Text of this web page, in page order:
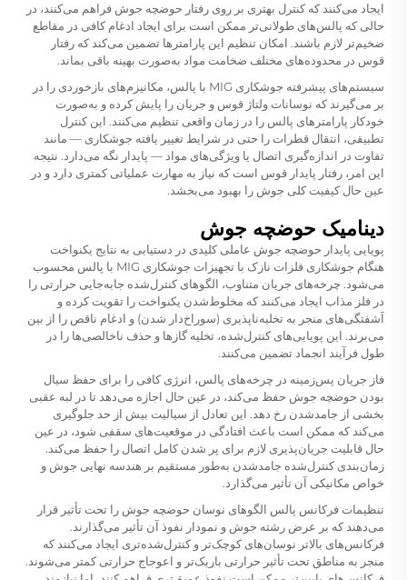
ایجاد می‌کنند که کنترل بهتری بر روی رفتار حوضچه جوش فراهم می‌کنند، در
حالی که پالس‌های طولانی‌تر ممکن است برای ایجاد ادغام کافی در مقاطع
ضخیم‌تر لازم باشند. امکان تنظیم این پارامترها تضمین می‌کند که رفتار
قوس در محدوده‌های مختلف ضخامت مواد به‌صورت بهینه باقی بماند.
سیستم‌های پیشرفته جوشکاری MIG با پالس، مکانیزم‌های بازخوردی را در
بر می‌گیرند که نوسانات ولتاژ قوس و جریان را پایش کرده و به‌صورت
خودکار پارامترهای پالس را در زمان واقعی تنظیم می‌کنند. این کنترل
تطبیقی، انتقال قطرات را حتی در شرایط تغییر یافته جوشکاری — مانند
تفاوت در اندازه‌گیری اتصال یا ویژگی‌های مواد — پایدار نگه می‌دارد. نتیجه
این امر، رفتار پایدار قوس است که نیاز به مهارت عملیاتی کمتری دارد و در
عین حال کیفیت کلی جوش را بهبود می‌بخشد.
دینامیک حوضچه جوش
پویایی پایدار حوضچه جوش عاملی کلیدی در دستیابی به نتایج یکنواخت
هنگام جوشکاری فلزات نازک با تجهیزات جوشکاری MIG با پالس محسوب
می‌شود. چرخه‌های جریان متناوب، الگوهای کنترل‌شده جابه‌جایی حرارتی را
در فلز مذاب ایجاد می‌کنند که مخلوط‌شدن یکنواخت را تقویت کرده و
آشفتگی‌های منجر به تخلیه‌ناپذیری (سوراخ‌دار شدن) و ادغام ناقص را از بین
می‌برند. این پویایی‌های کنترل‌شده، تخلیه گازها و حذف ناخالصی‌ها را در
طول فرآیند انجماد تضمین می‌کنند.
فاز جریان پس‌زمینه در چرخه‌های پالس، انرژی کافی را برای حفظ سیال
بودن حوضچه جوش حفظ می‌کند، در عین حال اجازه می‌دهد تا در لبه عقبی
بخشی از جامدشدن رخ دهد. این تعادل از سیالیت بیش از حد جلوگیری
می‌کند که ممکن است باعث افتادگی در موقعیت‌های سقفی شود، در عین
حال قابلیت جریان‌پذیری لازم برای پر شدن کامل اتصال را حفظ می‌کند.
زمان‌بندی کنترل‌شده جامدشدن به‌طور مستقیم بر هندسه نهایی جوش و
خواص مکانیکی آن تأثیر می‌گذارد.
تنظیمات فرکانس پالس الگوهای نوسان حوضچه جوش را تحت تأثیر قرار
می‌دهند که بر عرض رشته جوش و نمودار نفوذ آن تأثیر می‌گذارند.
فرکانس‌های بالاتر نوسان‌های کوچک‌تر و کنترل‌شده‌تری ایجاد می‌کنند که
منجر به مناطق تحت تأثیر حرارتی باریک‌تر و اعوجاج حرارتی کمتر می‌شوند.